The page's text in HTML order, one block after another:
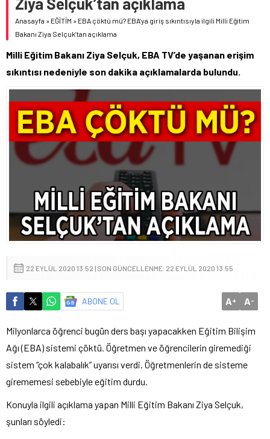
Anasayfa » EĞİTİM » EBA çöktü mü? EBA’ya giriş sıkıntısıyla ilgili Milli Eğitim
Bakanı Ziya Selçuk’tan açıklama
Milli Eğitim Bakanı Ziya Selçuk, EBA TV’de yaşanan erişim
sıkıntısı nedeniyle son dakika açıklamalarda bulundu.
22 EYLÜL 2020 13:52 | SON GÜNCELLENME: 22 EYLÜL 2020 13:55
ABONE OL A+ A-
Milyonlarca öğrenci bugün ders başı yapacakken Eğitim Bilişim
Ağı (EBA) sistemi çöktü. Öğretmen ve öğrencilerin giremediği
sistem “çok kalabalık” uyarısı verdi. Öğretmenlerin de sisteme
girememesi sebebiyle eğitim durdu.
Konuyla ilgili açıklama yapan Milli Eğitim Bakanı Ziya Selçuk,
şunları söyledi: